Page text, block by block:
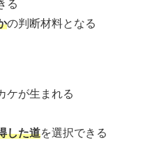
る
の判断材料となる
ケが生まれる
した道を選択できる